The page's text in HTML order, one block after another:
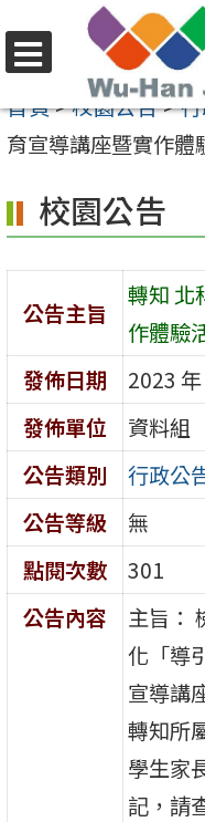
至
要
容
區
選
單
首頁>校園公告>
育宣導講座暨實作體
校園公告
公告主旨
轉知 北
作體驗
發佈日期
2023
發佈單位
資料組
公告類別
行政公
公告等級
無
點閱次數
301
公告內容
主旨：
化「導
宣導講
轉知所
學生家
記，請